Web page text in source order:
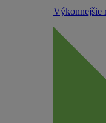
Výkonnejšie